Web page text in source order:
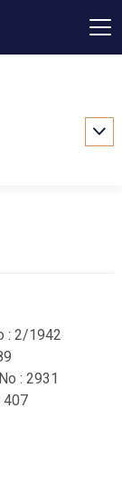
: 2/1942
: 2931
407